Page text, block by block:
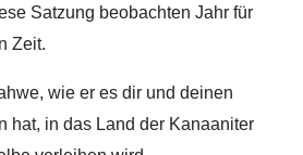
Satzung beobachten Jahr für
Zeit.
wie er es dir und deinen
hat, in das Land der Kanaaniter